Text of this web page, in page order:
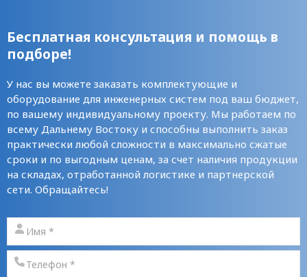
Бесплатная консультация и помощь в
подборе!
У нас вы можете заказать комплектующие и
оборудование для инженерных систем под ваш бюджет,
по вашему индивидуальному проекту. Мы работаем по
всему Дальнему Востоку и способны выполнить заказ
практически любой сложности в максимально сжатые
сроки и по выгодным ценам, за счет наличия продукции
на складах, отработанной логистике и партнерской
сети. Обращайтесь!